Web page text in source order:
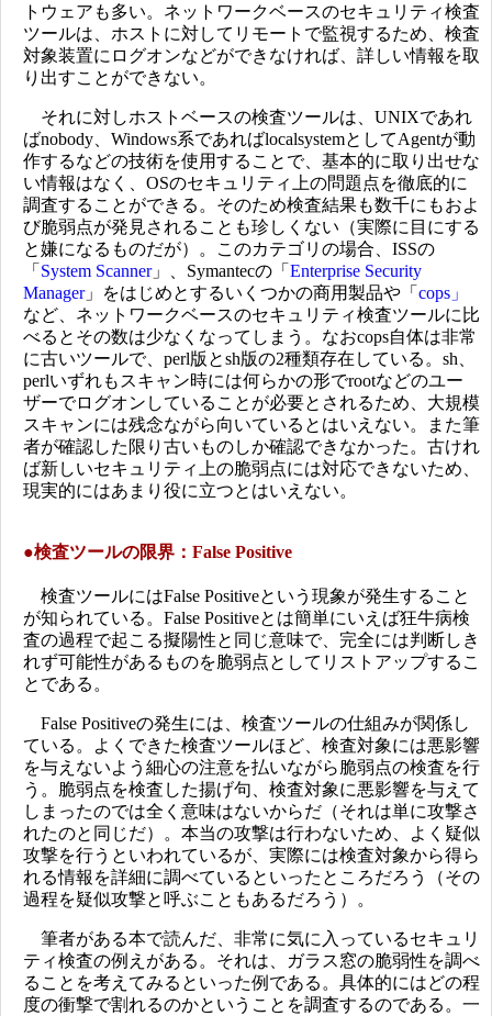
トウェアも多い。ネットワークベースのセキュリティ検査
ツールは、ホストに対してリモートで監視するため、検査
対象装置にログオンなどができなければ、詳しい情報を取
り出すことができない。
それに対しホストベースの検査ツールは、UNIXであれ
ばnobody、Windows系であればlocalsystemとしてAgentが動
作するなどの技術を使用することで、基本的に取り出せな
い情報はなく、OSのセキュリティ上の問題点を徹底的に
調査することができる。そのため検査結果も数千にもおよ
び脆弱点が発見されることも珍しくない（実際に目にする
と嫌になるものだが）。このカテゴリの場合、ISSの
「 System Scanner」、Symantecの「 Enterprise Security
Manager」をはじめとするいくつかの商用製品や「 cops」
など、ネットワークベースのセキュリティ検査ツールに比
べるとその数は少なくなってしまう。なおcops自体は非常
に古いツールで、perl版とsh版の2種類存在している。sh、
perlいずれもスキャン時には何らかの形でrootなどのユー
ザーでログオンしていることが必要とされるため、大規模
スキャンには残念ながら向いているとはいえない。また筆
者が確認した限り古いものしか確認できなかった。古けれ
ば新しいセキュリティ上の脆弱点には対応できないため、
現実的にはあまり役に立つとはいえない。
●検査ツールの限界：False Positive
検査ツールにはFalse Positiveという現象が発生すること
が知られている。False Positiveとは簡単にいえば狂牛病検
査の過程で起こる擬陽性と同じ意味で、完全には判断しき
れず可能性があるものを脆弱点としてリストアップするこ
とである。
False Positiveの発生には、検査ツールの仕組みが関係し
ている。よくできた検査ツールほど、検査対象には悪影響
を与えないよう細心の注意を払いながら脆弱点の検査を行
う。脆弱点を検査した揚げ句、検査対象に悪影響を与えて
しまったのでは全く意味はないからだ（それは単に攻撃さ
れたのと同じだ）。本当の攻撃は行わないため、よく疑似
攻撃を行うといわれているが、実際には検査対象から得ら
れる情報を詳細に調べているといったところだろう（その
過程を疑似攻撃と呼ぶこともあるだろう）。
筆者がある本で読んだ、非常に気に入っているセキュリ
ティ検査の例えがある。それは、ガラス窓の脆弱性を調べ
ることを考えてみるといった例である。具体的にはどの程
度の衝撃で割れるのかということを調査するのである。一